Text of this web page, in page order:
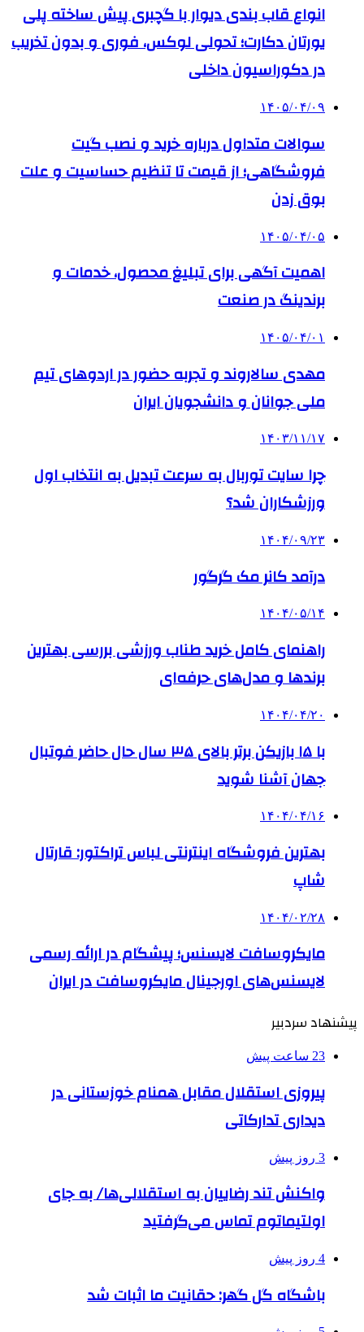
انواع قاب بندی دیوار با گچبری پیش ساخته پلی
یورتان دکارت؛ تحولی لوکس، فوری و بدون تخریب
در دکوراسیون داخلی
۱۴۰۵/۰۴/۰۹
سوالات متداول درباره خرید و نصب گیت
فروشگاهی؛ از قیمت تا تنظیم حساسیت و علت
بوق زدن
۱۴۰۵/۰۴/۰۵
اهمیت آگهی برای تبلیغ محصول، خدمات و
برندینگ در صنعت
۱۴۰۵/۰۴/۰۱
مهدی سالاروند و تجربه حضور در اردوهای تیم
ملی جوانان و دانشجویان ایران
۱۴۰۳/۱۱/۱۷
چرا سایت توربال به ‌سرعت تبدیل به انتخاب اول
ورزشکاران شد؟
۱۴۰۴/۰۹/۲۳
درآمد کانر مک گرگور
۱۴۰۴/۰۵/۱۴
راهنمای کامل خرید طناب ورزشی بررسی بهترین
برندها و مدل‌های حرفه‌ای
۱۴۰۴/۰۴/۲۰
با ۱۵ بازیکن برتر بالای ۳۵ سال حال حاضر فوتبال
جهان آشنا شوید
۱۴۰۴/۰۴/۱۶
بهترین فروشگاه اینترنتی لباس تراکتور: قارتال
شاپ
۱۴۰۴/۰۲/۲۸
مایکروسافت لایسنس؛ پیشگام در ارائه رسمی
لایسنس‌های اورجینال مایکروسافت در ایران
پیشنهاد سردبیر
23 ساعت پیش
پیروزی استقلال مقابل همنام خوزستانی در
دیداری تدارکاتی
3 روز پیش
واکنش تند رضاییان به استقلالی‌ها/ به جای
اولتیماتوم تماس می‌گرفتید
4 روز پیش
باشگاه گل گهر: حقانیت ما اثبات شد